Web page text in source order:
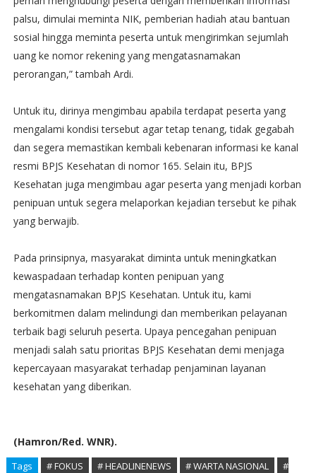
palsu, dimulai meminta NIK, pemberian hadiah atau bantuan
sosial hingga meminta peserta untuk mengirimkan sejumlah
uang ke nomor rekening yang mengatasnamakan
perorangan,” tambah Ardi.
Untuk itu, dirinya mengimbau apabila terdapat peserta yang
mengalami kondisi tersebut agar tetap tenang, tidak gegabah
dan segera memastikan kembali kebenaran informasi ke kanal
resmi BPJS Kesehatan di nomor 165. Selain itu, BPJS
Kesehatan juga mengimbau agar peserta yang menjadi korban
penipuan untuk segera melaporkan kejadian tersebut ke pihak
yang berwajib.
Pada prinsipnya, masyarakat diminta untuk meningkatkan
kewaspadaan terhadap konten penipuan yang
mengatasnamakan BPJS Kesehatan. Untuk itu, kami
berkomitmen dalam melindungi dan memberikan pelayanan
terbaik bagi seluruh peserta. Upaya pencegahan penipuan
menjadi salah satu prioritas BPJS Kesehatan demi menjaga
kepercayaan masyarakat terhadap penjaminan layanan
kesehatan yang diberikan.
(Hamron/Red. WNR).
Tags # FOKUS # HEADLINENEWS # WARTA NASIONAL
#